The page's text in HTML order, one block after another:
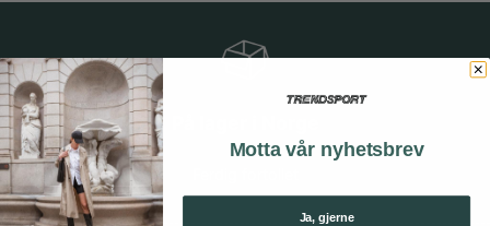
Motta vår nyhetsbrev
Ja, gjerne